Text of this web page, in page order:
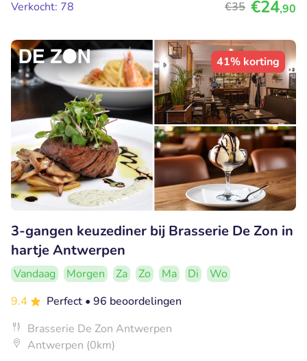
Verkocht: 78
€35 €24,90
41% korting
3-gangen keuzediner bij Brasserie De Zon in
hartje Antwerpen
Vandaag Morgen Za Zo Ma Di
Wo
9.4
Perfect • 96 beoordelingen
Brasserie De Zon Antwerpen
Antwerpen (0km)